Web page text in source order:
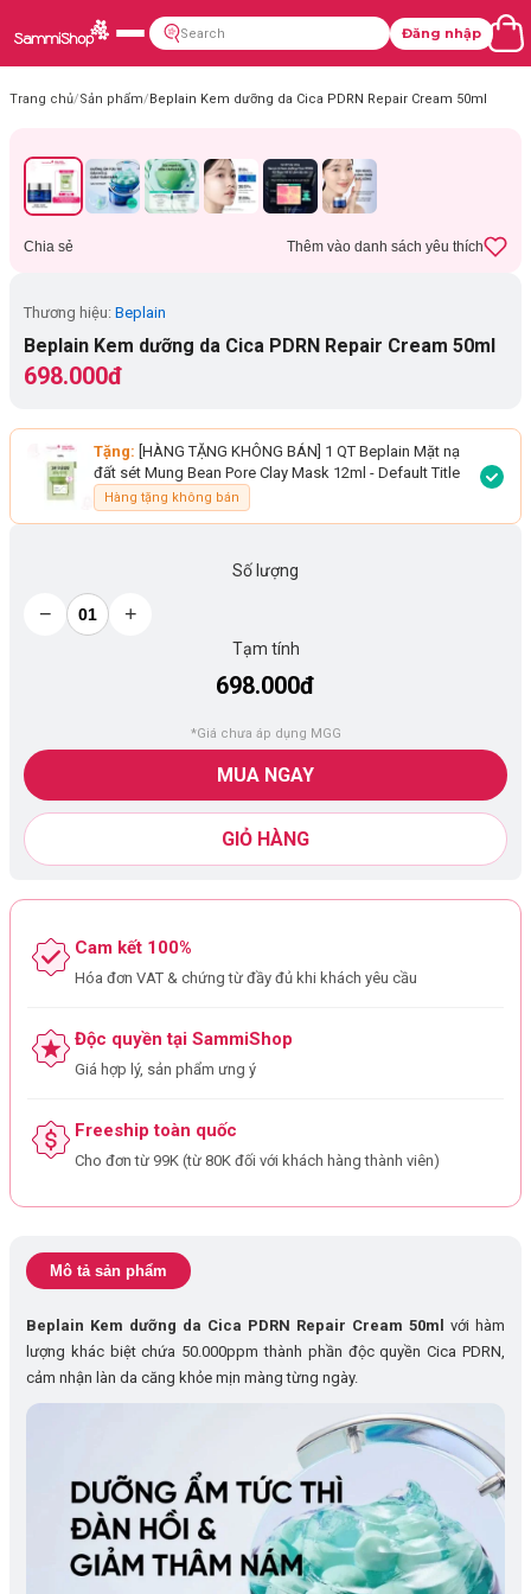
Đăng nhập
Trang chủ/Sản phẩm/Beplain Kem dưỡng da Cica PDRN Repair Cream 50ml
Chia sẻ Thêm vào danh sách yêu thích
Thương hiệu: Beplain
Beplain Kem dưỡng da Cica PDRN Repair Cream 50ml
698.000đ
Tặng: [HÀNG TẶNG KHÔNG BÁN] 1 QT Beplain Mặt nạ
đất sét Mung Bean Pore Clay Mask 12ml - Default Title
Hàng tặng không bán
Số lượng
− +
Tạm tính
698.000đ
*Giá chưa áp dụng MGG
MUA NGAY
GIỎ HÀNG
Cam kết 100%
Hóa đơn VAT & chứng từ đầy đủ khi khách yêu cầu
Độc quyền tại SammiShop
Giá hợp lý, sản phẩm ưng ý
Freeship toàn quốc
Cho đơn từ 99K (từ 80K đối với khách hàng thành viên)
Mô tả sản phẩm
Beplain Kem dưỡng da Cica PDRN Repair Cream 50ml
với hàm
lượng khác biệt chứa 50.000ppm thành phần độc quyền Cica PDRN,
cảm nhận làn da căng khỏe mịn màng từng ngày.